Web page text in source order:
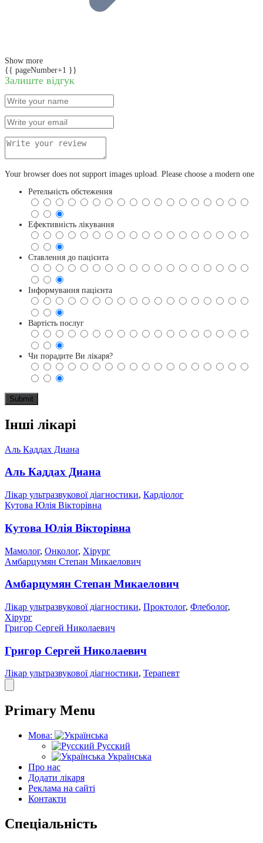
Show more
{{ pageNumber+1 }}
Залиште відгук
Your browser does not support images upload. Please choose a modern one
Ретельність обстеження
Ефективність лікування
Ставлення до пацієнта
Інформування пацієнта
Вартість послуг
Чи порадите Ви лікаря?
Інші лікарі
Аль Каддах Диана
Аль Каддах Диана
Лікар ультразвукової діагностики, Кардіолог
Кутова Юлія Вікторівна
Кутова Юлія Вікторівна
Мамолог, Онколог, Хірург
Амбарцумян Степан Микаелович
Амбарцумян Степан Микаелович
Лікар ультразвукової діагностики, Проктолог, Флеболог,
Хірург
Григор Сергей Николаевич
Григор Сергей Николаевич
Лікар ультразвукової діагностики, Терапевт
Primary Menu
Мова:
Русский
Українська
Про нас
Додати лікаря
Реклама на сайті
Контакти
Спеціальність